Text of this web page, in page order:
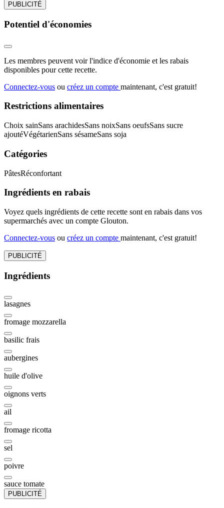
PUBLICITÉ
Potentiel d'économies
Les membres peuvent voir l'indice d'économie et les rabais
disponibles pour cette recette.
Connectez-vous ou créez un compte maintenant, c'est gratuit!
Restrictions alimentaires
Choix sainSans arachidesSans noixSans oeufsSans sucre
ajoutéVégétarienSans sésameSans soja
Catégories
PâtesRéconfortant
Ingrédients en rabais
Voyez quels ingrédients de cette recette sont en rabais dans vos
supermarchés avec un compte Glouton.
Connectez-vous ou créez un compte maintenant, c'est gratuit!
PUBLICITÉ
Ingrédients
lasagnes
fromage mozzarella
basilic frais
aubergines
huile d'olive
oignons verts
ail
fromage ricotta
sel
poivre
sauce tomate
PUBLICITÉ